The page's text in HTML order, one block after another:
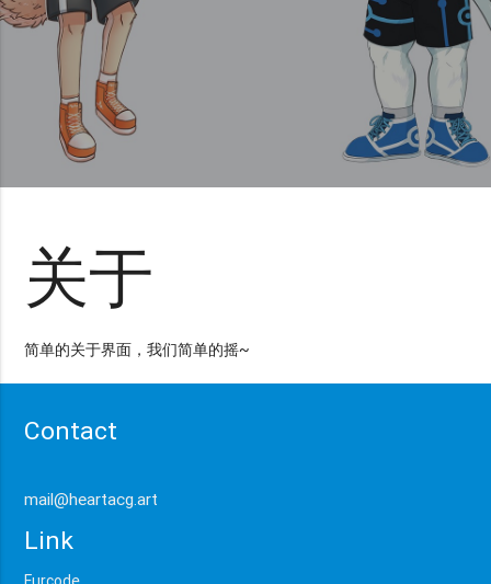
关于
简单的关于界面，我们简单的摇~
Contact
mail@heartacg.art
Link